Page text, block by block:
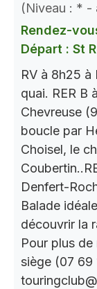
(Niveau : * -
Rendez-
Départ : St
RV à 8h25 à
quai. RER B
Chevreuse
boucle par
Choisel, le
Denfert-
Balade
découvrir la
Pour plus
siège (07 69